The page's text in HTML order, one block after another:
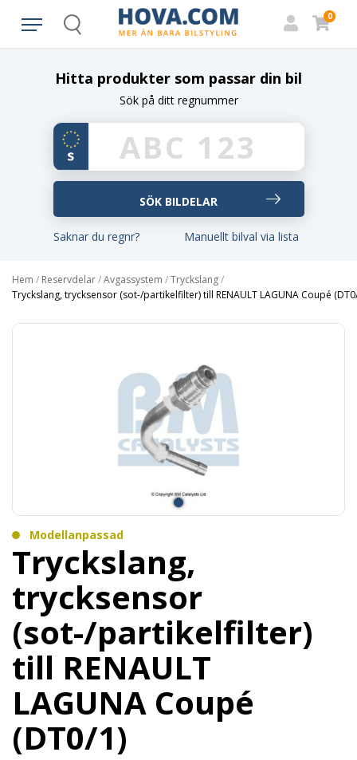
Search
0
Hitta produkter som passar din bil
Sök på ditt regnummer
Saknar du regnr? Manuellt bilval via lista
Hem / Reservdelar/Avgassystem /Tryckslang/
Tryckslang, trycksensor (sot-/partikelfilter) till RENAULT LAGUNA Coupé
Modellanpassad
Tryckslang,
trycksensor
(sot-/partikelfilter)
till RENAULT
LAGUNA Coupé
(DT0/1)